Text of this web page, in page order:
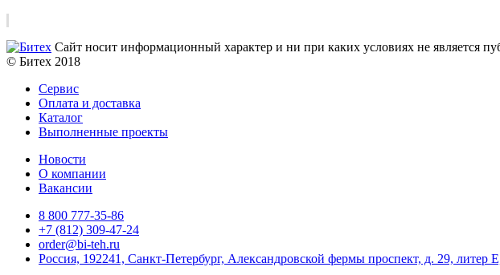
Сайт носит информационный характер и ни при каких условиях не является
© Битех 2018
Сервис
Оплата и доставка
Каталог
Выполненные проекты
Новости
О компании
Вакансии
8 800 777-35-86
+7 (812) 309-47-24
order@bi-teh.ru
Россия, 192241, Санкт-Петербург, Александровской фермы проспект, д. 29, литер